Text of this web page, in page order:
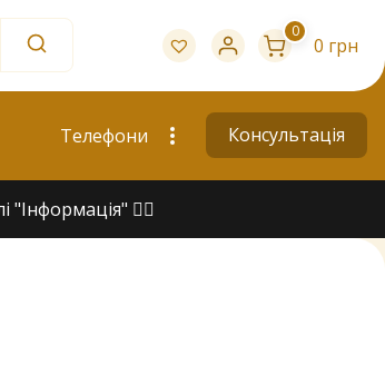
0
0 грн
Телефони Консультація
👇🏻